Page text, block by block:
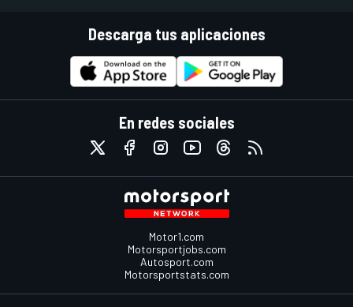
Descarga tus aplicaciones
En redes sociales
Motor1.com
Motorsportjobs.com
Autosport.com
Motorsportstats.com